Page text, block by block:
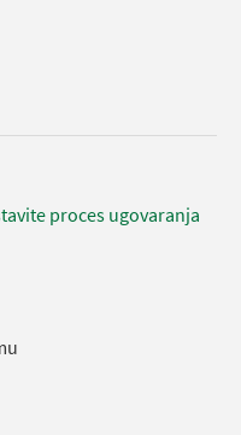
proces ugovaranja